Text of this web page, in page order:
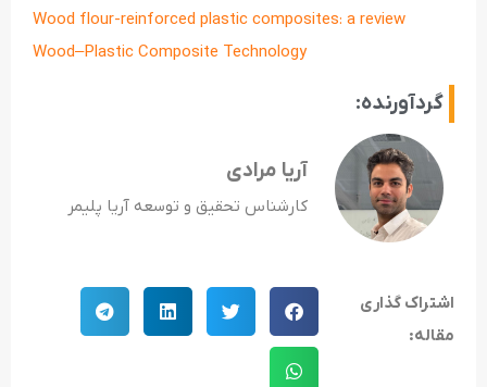
Wood flour-reinforced plastic composites: a review
Wood–Plastic Composite Technology
گردآورنده:
آریا مرادی
کارشناس تحقیق و توسعه آریا پلیمر
اشتراک گذاری
مقاله: